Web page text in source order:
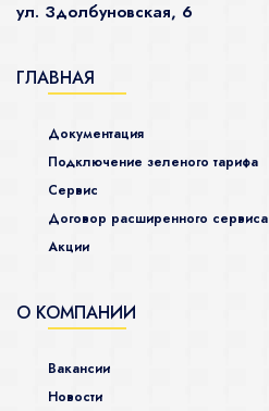
ул. Здолбуновская, 6
ГЛАВНАЯ
Документация
Подключение зеленого тарифа
Сервис
Договор расширенного сервиса
Акции
О КОМПАНИИ
Вакансии
Новости